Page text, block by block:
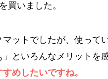
買いました。
ットでしたが、使って
といろんなメリットを
めしたいですね。